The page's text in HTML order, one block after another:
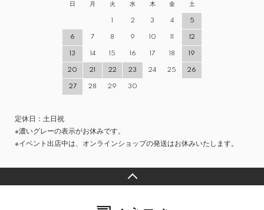
日 月 火 水 木 金 土
1 2 3 4 5
6 7 8 9 10 11 12
13 14 15 16 17 18 19
20 21 22 23 24 25 26
27 28 29 30
定休日：土日祝
※濃いグレーの表示がお休みです。
※イベント出店中は、オンラインショップの発送はお休みいたします。